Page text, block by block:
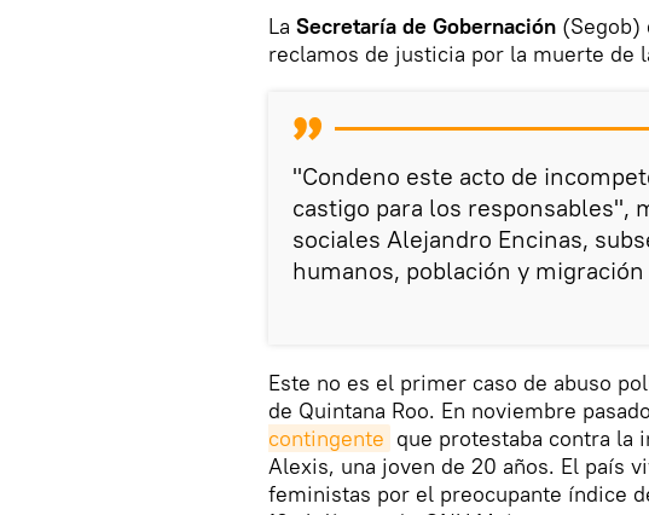
La Secretaría de Gobernación (Segob)
reclamos de justicia por la muerte de
"Condeno este acto de
castigo para los responsables",
sociales Alejandro Encinas,
humanos, población y migración
Este no es el primer caso de abuso
de Quintana Roo. En noviembre
contingente que protestaba contra la
Alexis, una joven de 20 años. El país
feministas por el preocupante índice